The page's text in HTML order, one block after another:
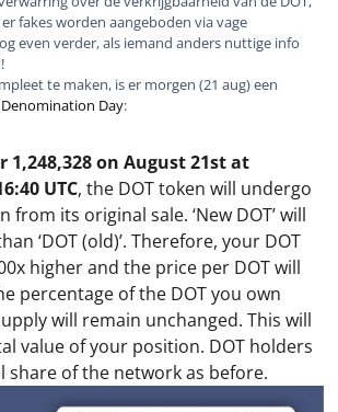
fakesworden aangeboden via vage
even verder, als iemand anders nuttige info
te maken, is er morgen (21 aug) een
Day:
1,248,328 on August 21st at
UTC, the DOT token will undergo
from its original sale. ‘New DOT’ will
‘DOT (old)’. Therefore, your DOT
higher and the price per DOT will
percentage of the DOT you own
will remain unchanged. This will
value of your position. DOT holders
share of the network as before.